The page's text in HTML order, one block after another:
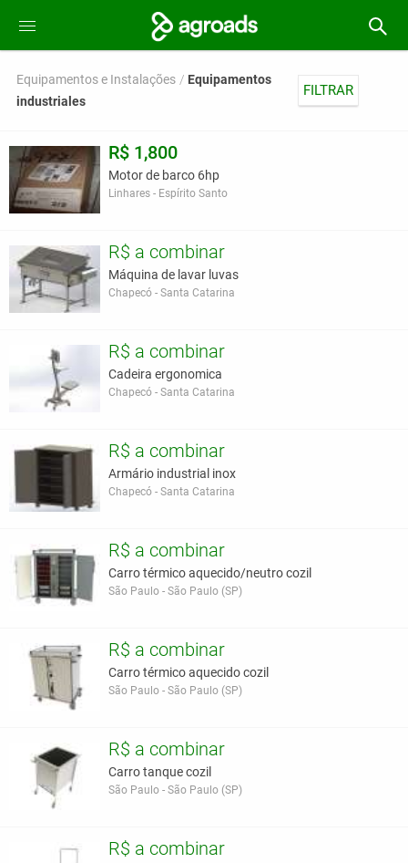
Equipamentos e Instalações
Equipamentos
industriales
FILTRAR
R$ 1,800
Motor de barco 6hp
Linhares - Espírito Santo
R$ a combinar
Máquina de lavar luvas
Chapecó - Santa Catarina
R$ a combinar
Cadeira ergonomica
Chapecó - Santa Catarina
R$ a combinar
Armário industrial inox
Chapecó - Santa Catarina
R$ a combinar
Carro térmico aquecido/neutro cozil
São Paulo - São Paulo (SP)
R$ a combinar
Carro térmico aquecido cozil
São Paulo - São Paulo (SP)
R$ a combinar
Carro tanque cozil
São Paulo - São Paulo (SP)
R$ a combinar